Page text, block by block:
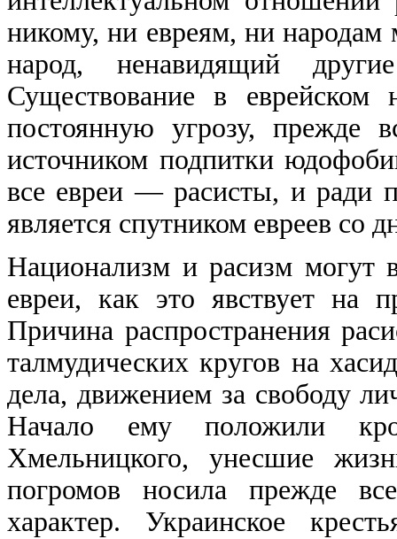
никому, ни евреям, ни
народ, ненавидящий
Существование в еврейском
постоянную угрозу, прежде
источником подпитки
все евреи — расисты, и ради
является спутником евреев со
Национализм и расизм могут
евреи, как это явствует
Причина распространения
талмудических кругов на
дела, движением за свободу
Начало ему положили
Хмельницкого, унесшие
погромов носила прежде
характер. Украинское